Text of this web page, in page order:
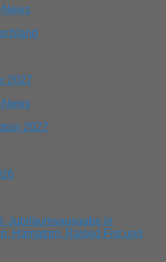
News
News
2027
Jubiläumsausgabe in
Hämatom, Raised Fist und